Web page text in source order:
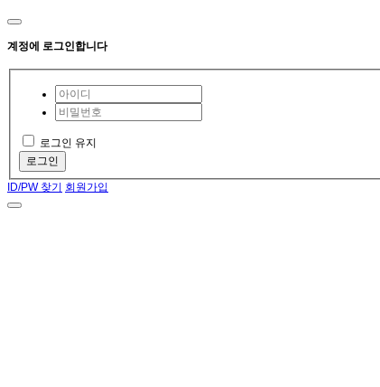
계정에 로그인합니다
로그인 유지
로그인
ID/PW 찾기 회원가입